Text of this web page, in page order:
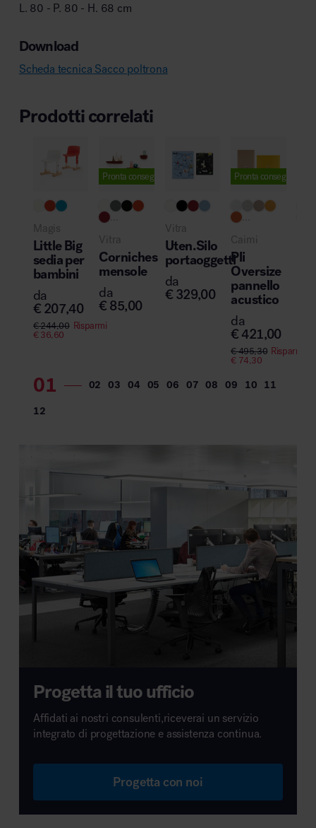
L. 80 - P. 80 - H. 68 cm
Download
Scheda tecnica Sacco poltrona
Prodotti correlati
Magis
Little Big
sedia per
bambini
da
€ 207,40
€244,00 Risparmi
€36,60
Pronta consegna
Vitra
Corniches
mensole
da
€ 85,00
Vitra
Uten.Silo
portaoggetti
da
€ 329,00
Pronta consegna
Caimi
Pli
Oversize
pannello
acustico
da
€ 421,00
€495,30 Risparmi
€74,30
Progetta il tuo ufficio
Affidati ai nostri consulenti,riceverai un servizio
integrato di progettazione e assistenza continua.
Progetta con noi